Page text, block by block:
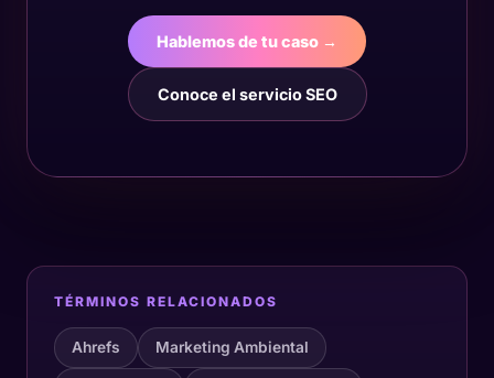
Hablemos de tu caso →
Conoce el servicio SEO
TÉRMINOS RELACIONADOS
Ahrefs Marketing Ambiental